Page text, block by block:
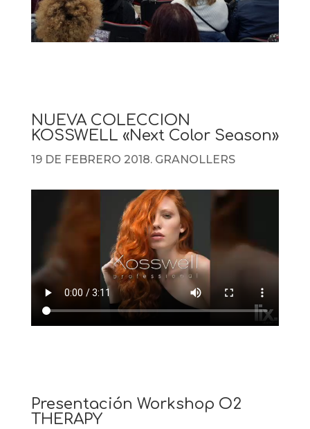
NUEVA COLECCION
KOSSWELL «Next Color Season»
19 DE FEBRERO 2018. GRANOLLERS
Presentación Workshop O2
THERAPY